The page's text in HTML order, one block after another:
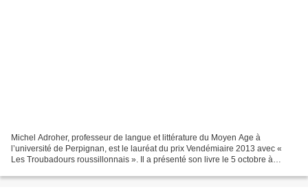
Michel Adroher, professeur de langue et littérature du Moyen Age à
l’université de Perpignan, est le lauréat du prix Vendémiaire 2013 avec «
Les Troubadours roussillonnais ». Il a présenté son livre le 5 octobre à